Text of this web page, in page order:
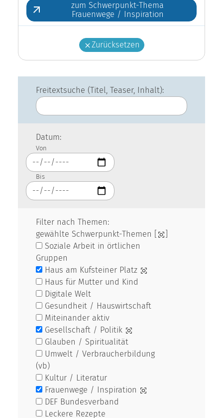
zum Schwerpunkt-Thema
Frauenwege / Inspiration
Zurücksetzen
Freitextsuche (Titel, Teaser, Inhalt):
Datum:
Von
Bis
Filter nach Themen:
gewählte Schwerpunkt-Themen [
Soziale Arbeit in örtlichen
Gruppen
Haus am Kufsteiner Platz
Haus für Mutter und Kind
Digitale Welt
Gesundheit / Hauswirtschaft
Miteinander aktiv
Gesellschaft / Politik
Glauben / Spiritualität
Umwelt / Verbraucherbildung
(vb)
Kultur / Literatur
Frauenwege / Inspiration
DEF Bundesverband
Leckere Rezepte